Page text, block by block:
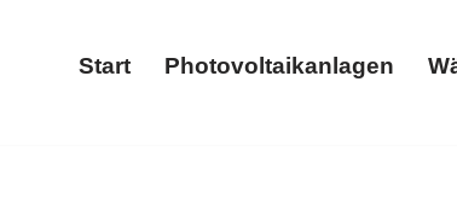
Start Photovoltaikanlagen